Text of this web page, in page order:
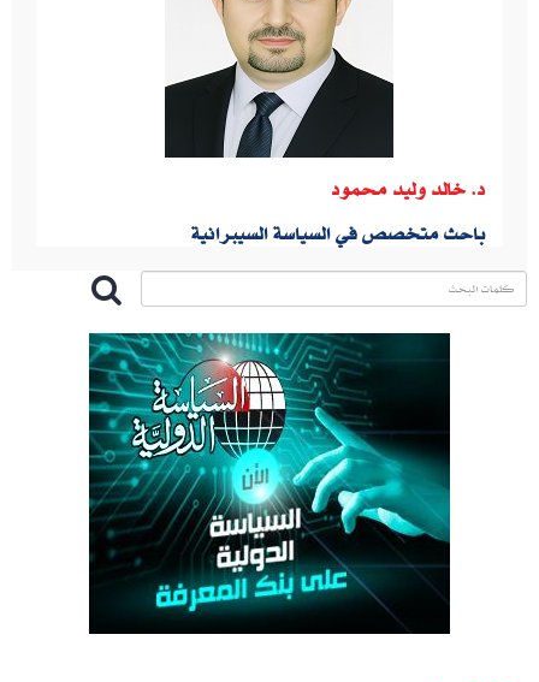
د. خالد وليد محمود
باحث متخصص في السياسة السيبرانية